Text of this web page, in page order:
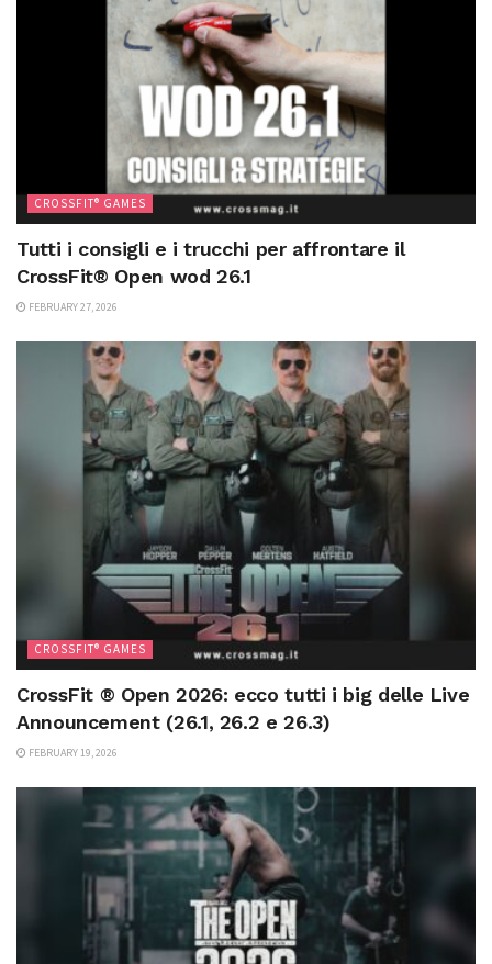
CROSSFIT® GAMES
Tutti i consigli e i trucchi per affrontare il
CrossFit® Open wod 26.1
FEBRUARY 27, 2026
CROSSFIT® GAMES
CrossFit ® Open 2026: ecco tutti i big delle Live
Announcement (26.1, 26.2 e 26.3)
FEBRUARY 19, 2026